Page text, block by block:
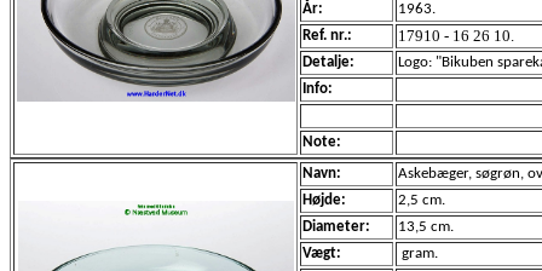
År:
1963.
Ref. nr.:
17910 - 16 26 10.
Detalje:
Logo: "Bikuben
Info:
Note:
Navn:
Askebæger, søgrøn,
Højde:
2,5 cm.
Diameter:
13,5 cm.
Vægt:
gram.